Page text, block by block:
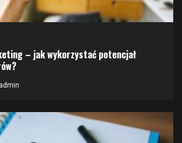
– jak wykorzystać potencjał
admin